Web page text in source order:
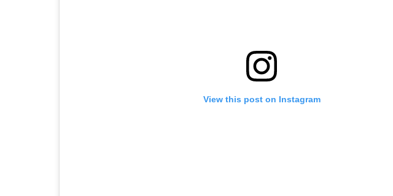
View this post on Instagram